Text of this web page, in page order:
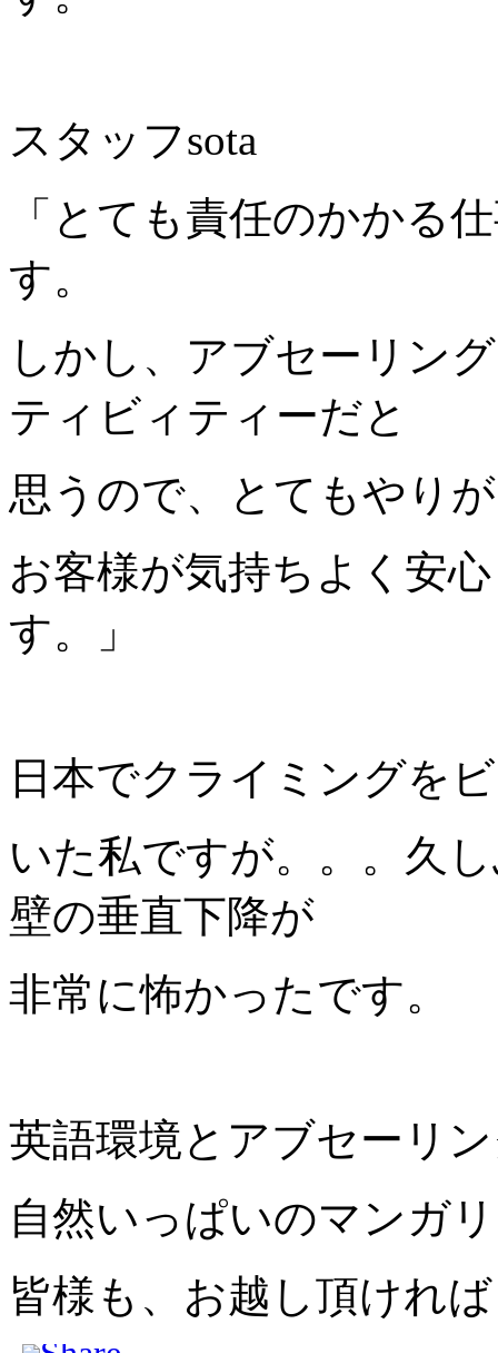
スタッフsota
「とても責任のかかる
す。
しかし、アブセーリン
ティビィティーだと
思うので、とてもやり
お客様が気持ちよく安
す。」
日本でクライミングを
いた私ですが。。。久
壁の垂直下降が
非常に怖かったです。
英語環境とアブセーリ
自然いっぱいのマンガ
皆様も、お越し頂けれ